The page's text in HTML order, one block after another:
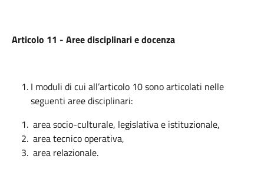
Articolo 11 - Aree disciplinari e docenza
I moduli di cui all’articolo 10 sono articolati nelle
seguenti aree disciplinari:
area socio-culturale, legislativa e istituzionale,
area tecnico operativa,
area relazionale.